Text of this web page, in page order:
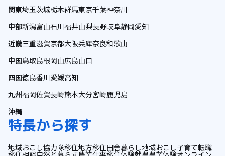
関東埼玉茨城栃木群馬東京千葉神奈川
中部新潟富山石川福井山梨長野岐阜静岡愛知
近畿三重滋賀京都大阪兵庫奈良和歌山
中国鳥取島根岡山広島山口
四国徳島香川愛媛高知
九州福岡佐賀長崎熊本大分宮崎鹿児島
沖縄
特長から探す
地域おこし協力隊移住地方移住田舎暮らし地域おこし子育て転職